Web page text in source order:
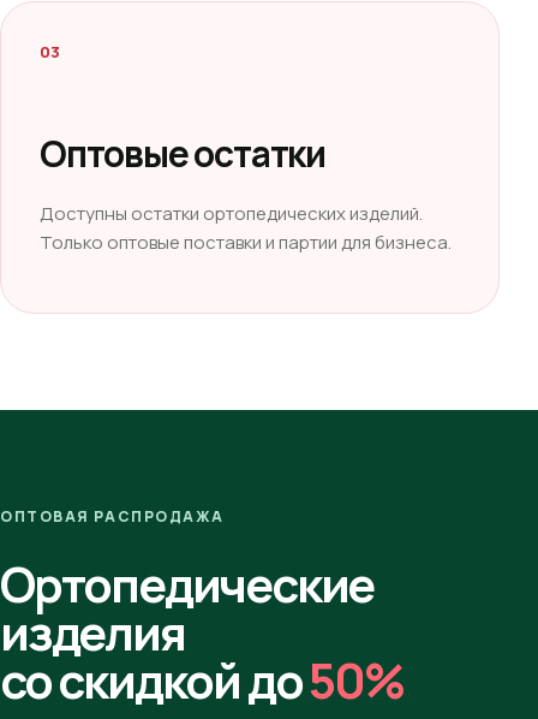
03
Оптовые остатки
Доступны остатки ортопедических изделий.
Только оптовые поставки и партии для бизнеса.
ОПТОВАЯ РАСПРОДАЖА
Ортопедические
изделия
со скидкой до50%